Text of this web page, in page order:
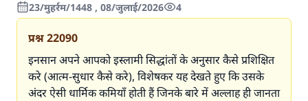
23/मुहर्रम/1448 , 08/जुलाई/2026
4
प्रश्न22090
इनसान अपने आपको इस्लामी सिद्धांतों के अनुसार कैसे प्रशिक्षित
करे (आत्म-सुधार कैसे करे), विशेषकर यह देखते हुए कि उसके
अंदर ऐसी धार्मिक कमियाँ होती हैं जिनके बारे में अल्लाह ही जानता